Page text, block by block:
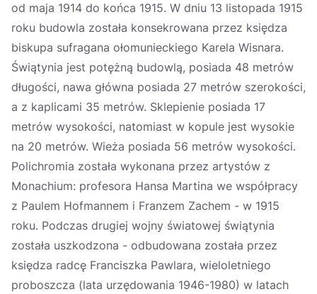
od maja 1914 do końca 1915. W dniu 13 listopada 1915
roku budowla została konsekrowana przez księdza
biskupa sufragana ołomunieckiego Karela Wisnara.
Świątynia jest potężną budowlą, posiada 48 metrów
długości, nawa główna posiada 27 metrów szerokości,
a z kaplicami 35 metrów. Sklepienie posiada 17
metrów wysokości, natomiast w kopule jest wysokie
na 20 metrów. Wieża posiada 56 metrów wysokości.
Polichromia została wykonana przez artystów z
Monachium: profesora Hansa Martina we współpracy
z Paulem Hofmannem i Franzem Zachem - w 1915
roku. Podczas drugiej wojny światowej świątynia
została uszkodzona - odbudowana została przez
księdza radcę Franciszka Pawlara, wieloletniego
proboszcza (lata urzędowania 1946-1980) w latach